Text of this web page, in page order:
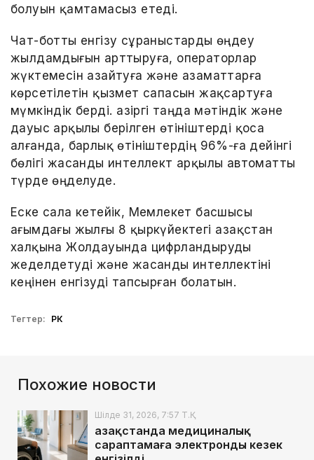
болуын қамтамасыз етеді.
Чат-ботты енгізу сұраныстарды өңдеу
жылдамдығын арттыруға, операторлар
жүктемесін азайтуға және азаматтарға
көрсетілетін қызмет сапасын жақсартуға
мүмкіндік берді. Қазіргі таңда мәтіндік және
дауыс арқылы берілген өтініштерді қоса
алғанда, барлық өтініштердің 96%-ға дейінгі
бөлігі жасанды интеллект арқылы автоматты
түрде өңделуде.
Еске сала кетейік, Мемлекет басшысы
ағымдағы жылғы 8 қыркүйектегі Қазақстан
халқына Жолдауында цифрландыруды
жеделдетуді және жасанды интеллектіні
кеңінен енгізуді тапсырған болатын.
Тегтер: РК
Похожие новости
Шілде 31, 2026, 7:57 Т.Қ.
Қазақстанда медициналық
сараптамаға электронды кезек